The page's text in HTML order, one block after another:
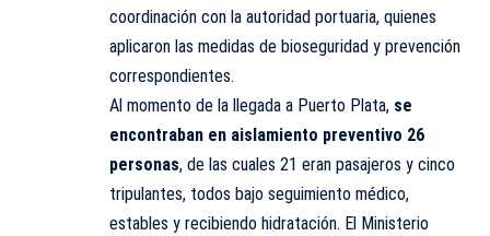
coordinación con la autoridad portuaria, quienes
aplicaron las medidas de bioseguridad y prevención
correspondientes.
Al momento de la llegada a Puerto Plata, se
encontraban en aislamiento preventivo 26
personas, de las cuales 21 eran pasajeros y cinco
tripulantes, todos bajo seguimiento médico,
estables y recibiendo hidratación. El Ministerio